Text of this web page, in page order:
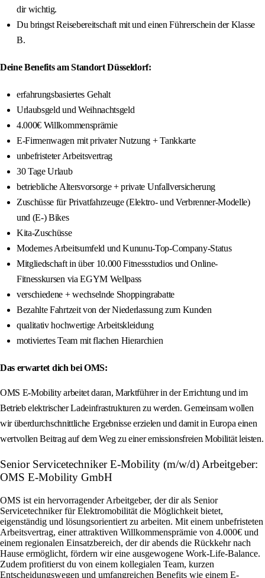
dir wichtig.
Du bringst Reisebereitschaft mit und einen Führerschein der Klasse
B.
Deine Benefits am Standort Düsseldorf:
erfahrungsbasiertes Gehalt
Urlaubsgeld und Weihnachtsgeld
4.000€ Willkommensprämie
E-Firmenwagen mit privater Nutzung + Tankkarte
unbefristeter Arbeitsvertrag
30 Tage Urlaub
betriebliche Altersvorsorge + private Unfallversicherung
Zuschüsse für Privatfahrzeuge (Elektro- und Verbrenner-Modelle)
und (E-) Bikes
Kita-Zuschüsse
Modernes Arbeitsumfeld und Kununu-Top-Company-Status
Mitgliedschaft in über 10.000 Fitnessstudios und Online-
Fitnesskursen via EGYM Wellpass
verschiedene + wechselnde Shoppingrabatte
Bezahlte Fahrtzeit von der Niederlassung zum Kunden
qualitativ hochwertige Arbeitskleidung
motiviertes Team mit flachen Hierarchien
Das erwartet dich bei OMS:
OMS E-Mobility arbeitet daran, Marktführer in der Errichtung und im
Betrieb elektrischer Ladeinfrastrukturen zu werden. Gemeinsam wollen
wir überdurchschnittliche Ergebnisse erzielen und damit in Europa einen
wertvollen Beitrag auf dem Weg zu einer emissionsfreien Mobilität leisten.
Senior Servicetechniker E-Mobility (m/w/d) Arbeitgeber:
OMS E-Mobility GmbH
OMS ist ein hervorragender Arbeitgeber, der dir als Senior
Servicetechniker für Elektromobilität die Möglichkeit bietet,
eigenständig und lösungsorientiert zu arbeiten. Mit einem unbefristeten
Arbeitsvertrag, einer attraktiven Willkommensprämie von 4.000€ und
einem regionalen Einsatzbereich, der dir abends die Rückkehr nach
Hause ermöglicht, fördern wir eine ausgewogene Work-Life-Balance.
Zudem profitierst du von einem kollegialen Team, kurzen
Entscheidungswegen und umfangreichen Benefits wie einem E-